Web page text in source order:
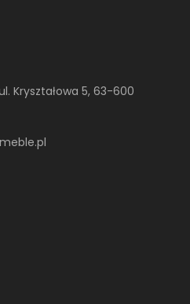
Kryształowa 5, 63-600